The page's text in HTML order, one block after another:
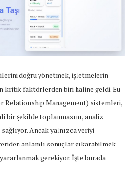
doğru yönetmek, işletmelerin
kritik faktörlerden biri haline geldi. Bu
Relationship Management) sistemleri,
bir şekilde toplanmasını, analiz
Ancak yalnızca veriyi
anlamlı sonuçlar çıkarabilmek
gerekiyor. İşte burada